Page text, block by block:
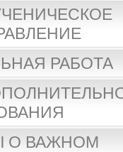
РАБОТА
О ВАЖНОМ